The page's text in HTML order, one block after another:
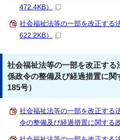
472.4KB）
社会福祉法等の一部を改正す
622.2KB）
社会福祉法等の一部を改正する
係政令の整備及び経過措置に
185号）
社会福祉法等の一部を改正する
令の整備及び経過措置に関する